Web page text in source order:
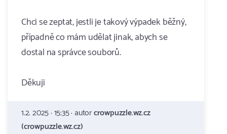
Chci se zeptat, jestli je takový výpadek běžný,
případně co mám udělat jinak, abych se
dostal na správce souborů.
Děkuji
1.2. 2025 · 15:35 · autorcrowpuzzle.wz.cz
(crowpuzzle.wz.cz)